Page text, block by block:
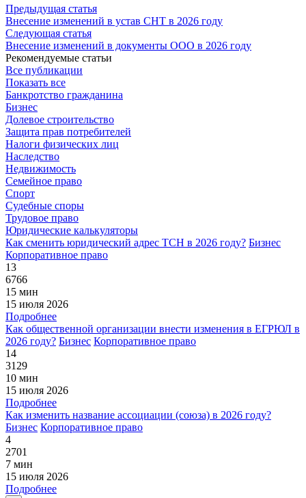
Предыдущая статья
Внесение изменений в устав СНТ в 2026 году
Следующая статья
Внесение изменений в документы ООО в 2026 году
Рекомендуемые статьи
Все публикации
Показать все
Банкротство гражданина
Бизнес
Долевое строительство
Защита прав потребителей
Налоги физических лиц
Наследство
Недвижимость
Семейное право
Спорт
Судебные споры
Трудовое право
Юридические калькуляторы
Как сменить юридический адрес ТСН в 2026 году? Бизнес
Корпоративное право
13
6766
15 мин
15 июля 2026
Подробнее
Как общественной организации внести изменения в ЕГРЮЛ в
2026 году? Бизнес Корпоративное право
14
3129
10 мин
15 июля 2026
Подробнее
Как изменить название ассоциации (союза) в 2026 году?
Бизнес Корпоративное право
4
2701
7 мин
15 июля 2026
Подробнее